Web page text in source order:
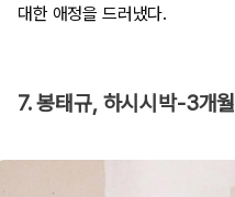
대한 애정을 드러냈다.
7. 봉태규, 하시시박-3개월